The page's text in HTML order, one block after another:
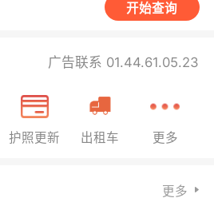
开始查询
广告联系 01.44.61.05.23
护照更新 出租车 更多
更多